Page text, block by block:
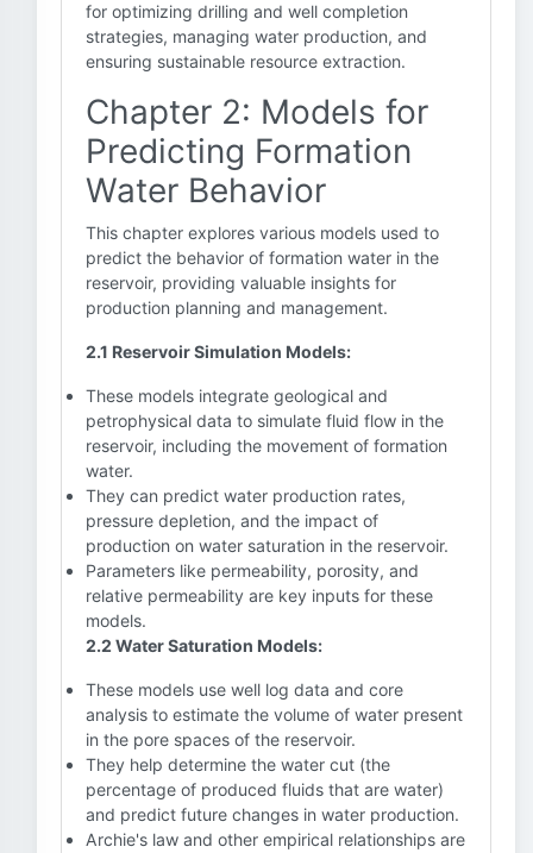
for optimizing drilling and well completion
strategies, managing water production, and
ensuring sustainable resource extraction.
Chapter 2: Models for
Predicting Formation
Water Behavior
This chapter explores various models used to
predict the behavior of formation water in the
reservoir, providing valuable insights for
production planning and management.
2.1 Reservoir Simulation Models:
These models integrate geological and
petrophysical data to simulate fluid flow in the
reservoir, including the movement of formation
water.
They can predict water production rates,
pressure depletion, and the impact of
production on water saturation in the reservoir.
Parameters like permeability, porosity, and
relative permeability are key inputs for these
models.
2.2 Water Saturation Models:
These models use well log data and core
analysis to estimate the volume of water present
in the pore spaces of the reservoir.
They help determine the water cut (the
percentage of produced fluids that are water)
and predict future changes in water production.
Archie's law and other empirical relationships are